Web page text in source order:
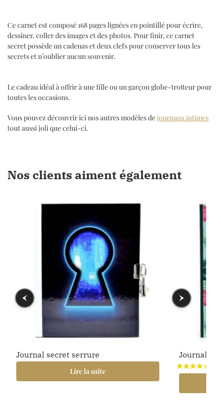
Ce carnet est composé 168 pages lignées en pointillé pour écrire,
dessiner, coller des images et des photos. Pour finir, ce carnet
secret possède un cadenas et deux clefs pour conserver tous les
secrets et n’oublier aucun souvenir.
Le cadeau idéal à offrir à une fille ou un garçon globe-trotteur pour
toutes les occasions.
Vous pouvez découvrir ici nos autres modèles de journaux intimes
tout aussi joli que celui-ci.
Nos clients aiment également
Journal secret serrure
Lire la suite
Journal